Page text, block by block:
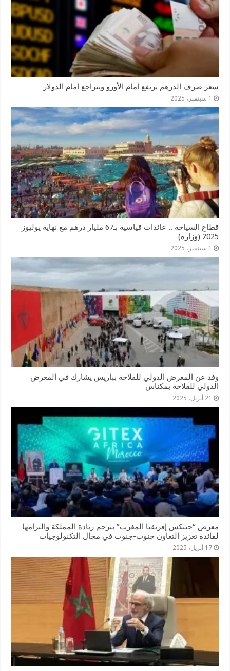
سعر صرف الدرهم يرتفع أمام الأورو ويتراجع أمام الدولار
1 سبتمبر، 2025
قطاع السياحة .. عائدات قياسية بـ67 مليار درهم مع نهاية يوليوز
2025 (وزارة)
1 سبتمبر، 2025
وفد عن المعرض الدولي للفلاحة بباريس يشارك في المعرض
الدولي للفلاحة بمكناس
21 أبريل، 2025
معرض “جيتكس إفريقيا المغرب” يترجم ريادة المملكة والتزامها
لفائدة تعزيز التعاون جنوب-جنوب في مجال التكنولوجيات
17 أبريل، 2025